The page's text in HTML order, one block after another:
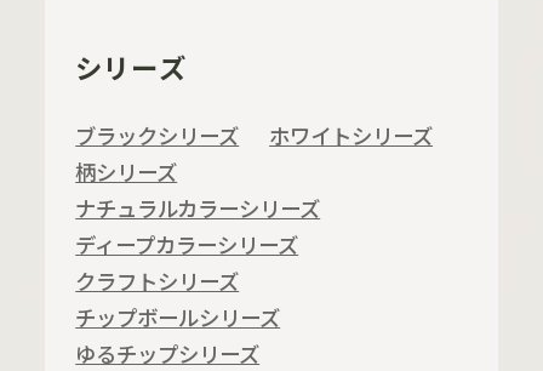
シリーズ
ブラックシリーズ
ホワイトシリーズ
柄シリーズ
ナチュラルカラーシリーズ
ディープカラーシリーズ
クラフトシリーズ
チップボールシリーズ
ゆるチップシリーズ